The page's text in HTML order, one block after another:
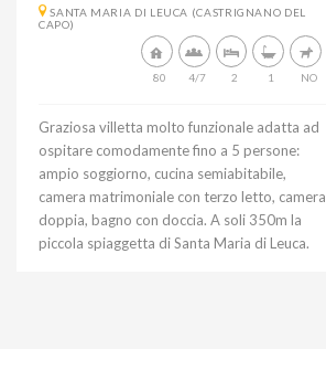
SANTA MARIA DI LEUCA (CASTRIGNANO DEL
CAPO)
NO
1
2
4/7
80
Graziosa villetta molto funzionale adatta ad
ospitare comodamente fino a 5 persone:
ampio soggiorno, cucina semiabitabile,
camera matrimoniale con terzo letto, camera
doppia, bagno con doccia. A soli 350m la
piccola spiaggetta di Santa Maria di Leuca.